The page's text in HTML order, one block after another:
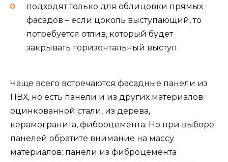
подходят только для облицовки прямых
фасадов – если цоколь выступающий, то
потребуется отлив, который будет
закрывать горизонтальный выступ.
Чаще всего встречаются фасадные панели из
ПВХ, но есть панели и из других материалов:
оцинкованной стали, из дерева,
керамогранита, фиброцемента. Но при выборе
панелей обратите внимание на массу
материалов: панели из фиброцемента